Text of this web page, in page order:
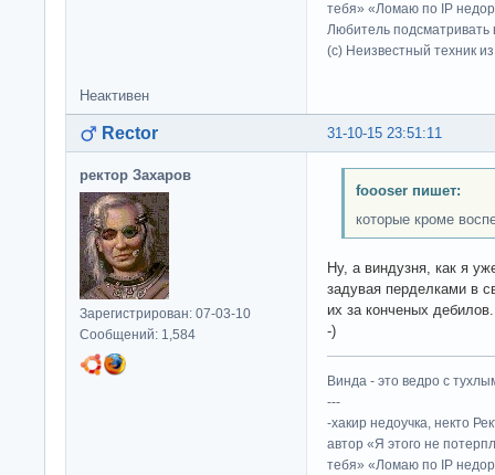
тебя» «Ломаю по IP
Любитель подсматривать
(c) Неизвестный техник
Неактивен
31-10-15 23:51:11
Rector
ректор Захаров
Зарегистрирован: 07-03-10
Сообщений: 1,584
foooser пишет:
которые кроме
Ну, а виндузня, как я
задувая перделками в
их за конченых
-)
Винда - это ведро с
---
-хакир недоучка, некто
автор «Я этого не
тебя» «Ломаю по IP